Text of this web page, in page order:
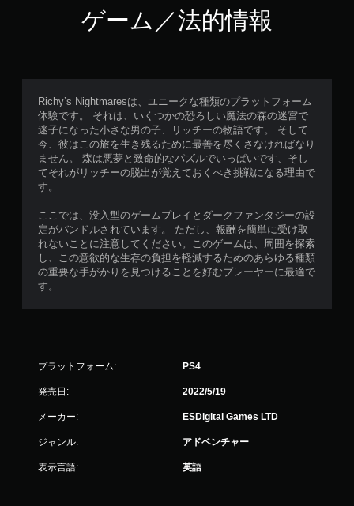
ゲーム／法的情報
Richy’s Nightmaresは、ユニークな種類のプラットフォーム
体験です。 それは、いくつかの恐ろしい魔法の森の迷宮で
迷子になった小さな男の子、リッチーの物語です。 そして
今、彼はこの旅を生き残るために最善を尽くさなければなり
ません。 森は悪夢と致命的なパズルでいっぱいです、そし
てそれがリッチーの脱出が覚えておくべき挑戦になる理由で
す。
ここでは、没入型のゲームプレイとダークファンタジーの設
定がバンドルされています。 ただし、報酬を簡単に受け取
れないことに注意してください。このゲームは、周囲を探索
し、この意欲的な生存の負担を軽減するためのあらゆる種類
の重要な手がかりを見つけることを好むプレーヤーに最適で
す。
プラットフォーム: PS4
発売日: 2022/5/19
メーカー: ESDigital Games LTD
ジャンル: アドベンチャー
表示言語: 英語